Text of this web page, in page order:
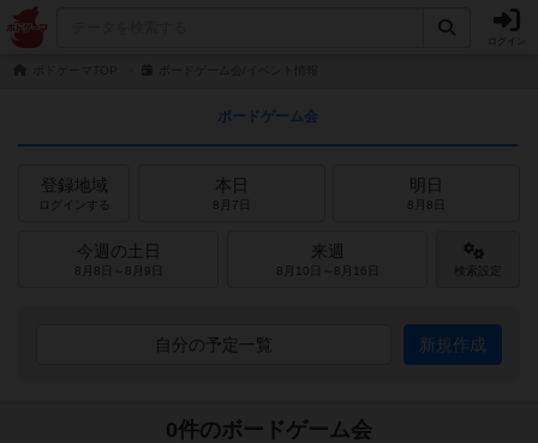
ボードゲーム会
登録地域
ログインする
本日
8月7日
明日
8月8日
今週の土日
8月8日～8月9日
来週
8月10日～8月16日 検索設定
自分の予定一覧 新規作成
0件のボードゲーム会